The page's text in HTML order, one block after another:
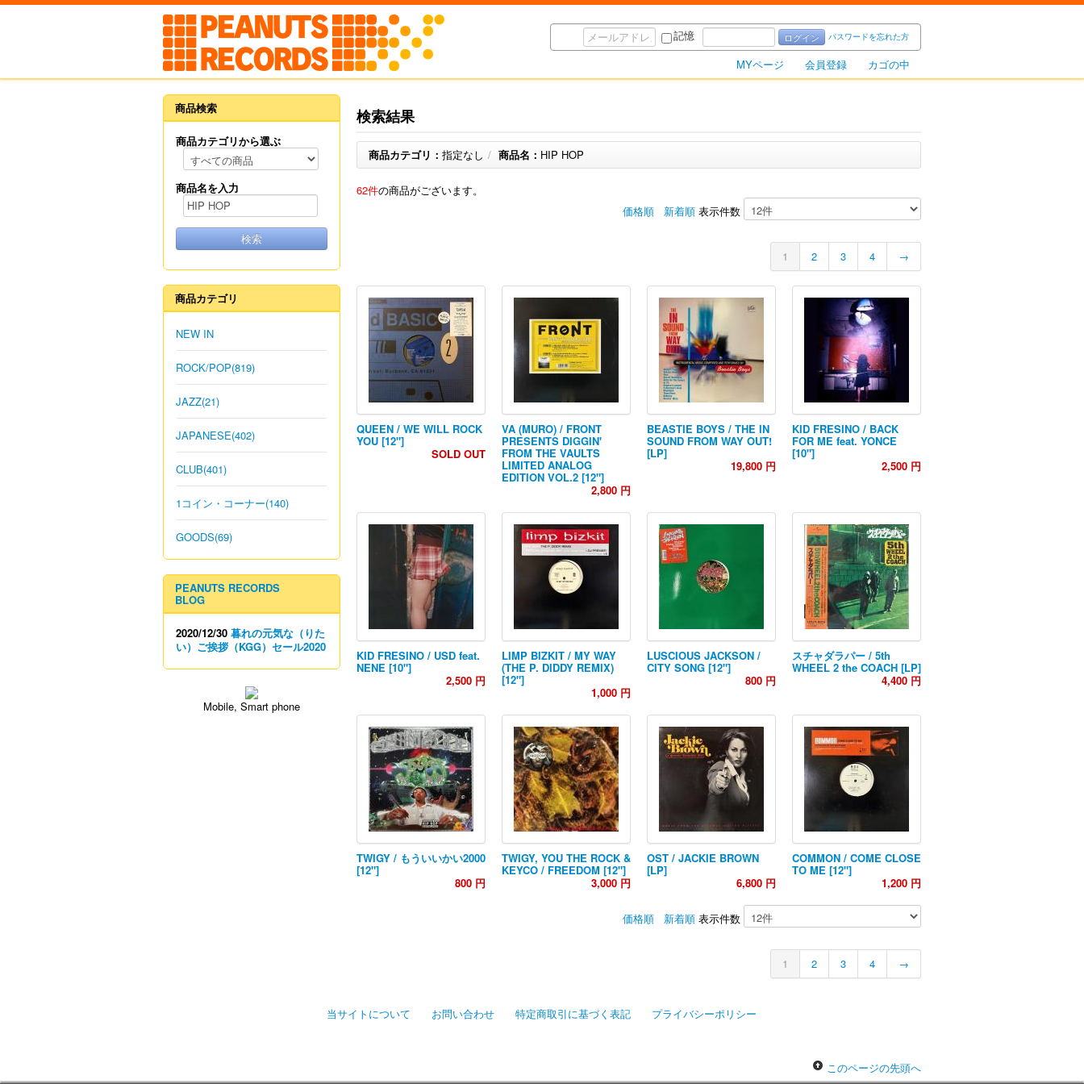
記憶 ログイン パスワードを忘れた方
MYページ 会員登録 カゴの中
商品検索
商品カテゴリから選ぶ
商品名を入力
検索
商品カテゴリ
NEW IN
ROCK/POP(819)
JAZZ(21)
JAPANESE(402)
CLUB(401)
1コイン・コーナー(140)
GOODS(69)
PEANUTS RECORDS
BLOG
2020/12/30 暮れの元気な（りた
い）ご挨拶（KGG）セール2020
Mobile, Smart phone
検索結果
商品カテゴリ： 指定なし / 商品名： HIP HOP
62件の商品がございます。
価格順
新着順 表示件数
1 2 3 4 →
QUEEN / WE WILL ROCK
YOU [12"]
SOLD OUT
VA (MURO) / FRONT
PRESENTS DIGGIN'
FROM THE VAULTS
LIMITED ANALOG
EDITION VOL.2 [12"]
2,800 円
BEASTIE BOYS / THE IN
SOUND FROM WAY OUT!
[LP]
19,800 円
KID FRESINO / BACK
FOR ME feat. YONCE
[10"]
2,500 円
KID FRESINO / USD feat.
NENE [10"]
2,500 円
LIMP BIZKIT / MY WAY
(THE P. DIDDY REMIX)
[12"]
1,000 円
LUSCIOUS JACKSON /
CITY SONG [12"]
800 円
スチャダラパー / 5th
WHEEL 2 the COACH [LP]
4,400 円
TWIGY / もういいかい2000
[12"]
800 円
TWIGY, YOU THE ROCK &
KEYCO / FREEDOM [12"]
3,000 円
OST / JACKIE BROWN
[LP]
6,800 円
COMMON / COME CLOSE
TO ME [12"]
1,200 円
価格順 新着順 表示件数
1 2 3 4 →
当サイトについて お問い合わせ 特定商取引に基づく表記 プライバシーポリシー
このページの先頭へ